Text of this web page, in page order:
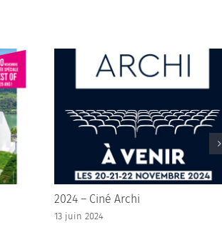
2024 – Ciné Archi
13 juin 2024